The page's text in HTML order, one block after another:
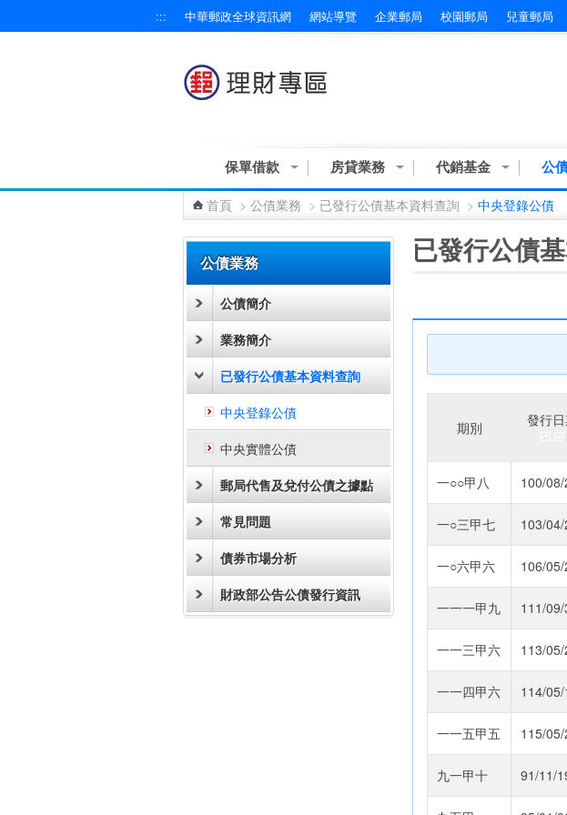
::: 中華郵政全球資訊網 網站導覽 企業郵局 校園郵局 兒童郵局
保單借款 房貸業務 代銷基金 公
首頁 > 公債業務 > 已發行公債基本資料查詢 > 中央登錄公債
公債業務
公債簡介
業務簡介
已發行公債基本資料查詢
中央登錄公債
中央實體公債
郵局代售及兌付公債之據點
常見問題
債券市場分析
財政部公告公債發行資訊
已發行公債
期別 發行
一○○甲八 100/08/
一○三甲七 103/04/
一○六甲六 106/05/
一一一甲九 111/09/
一一三甲六 113/
一一四甲六 114/05/
一一五甲五 115/05/
九一甲十 91/11/